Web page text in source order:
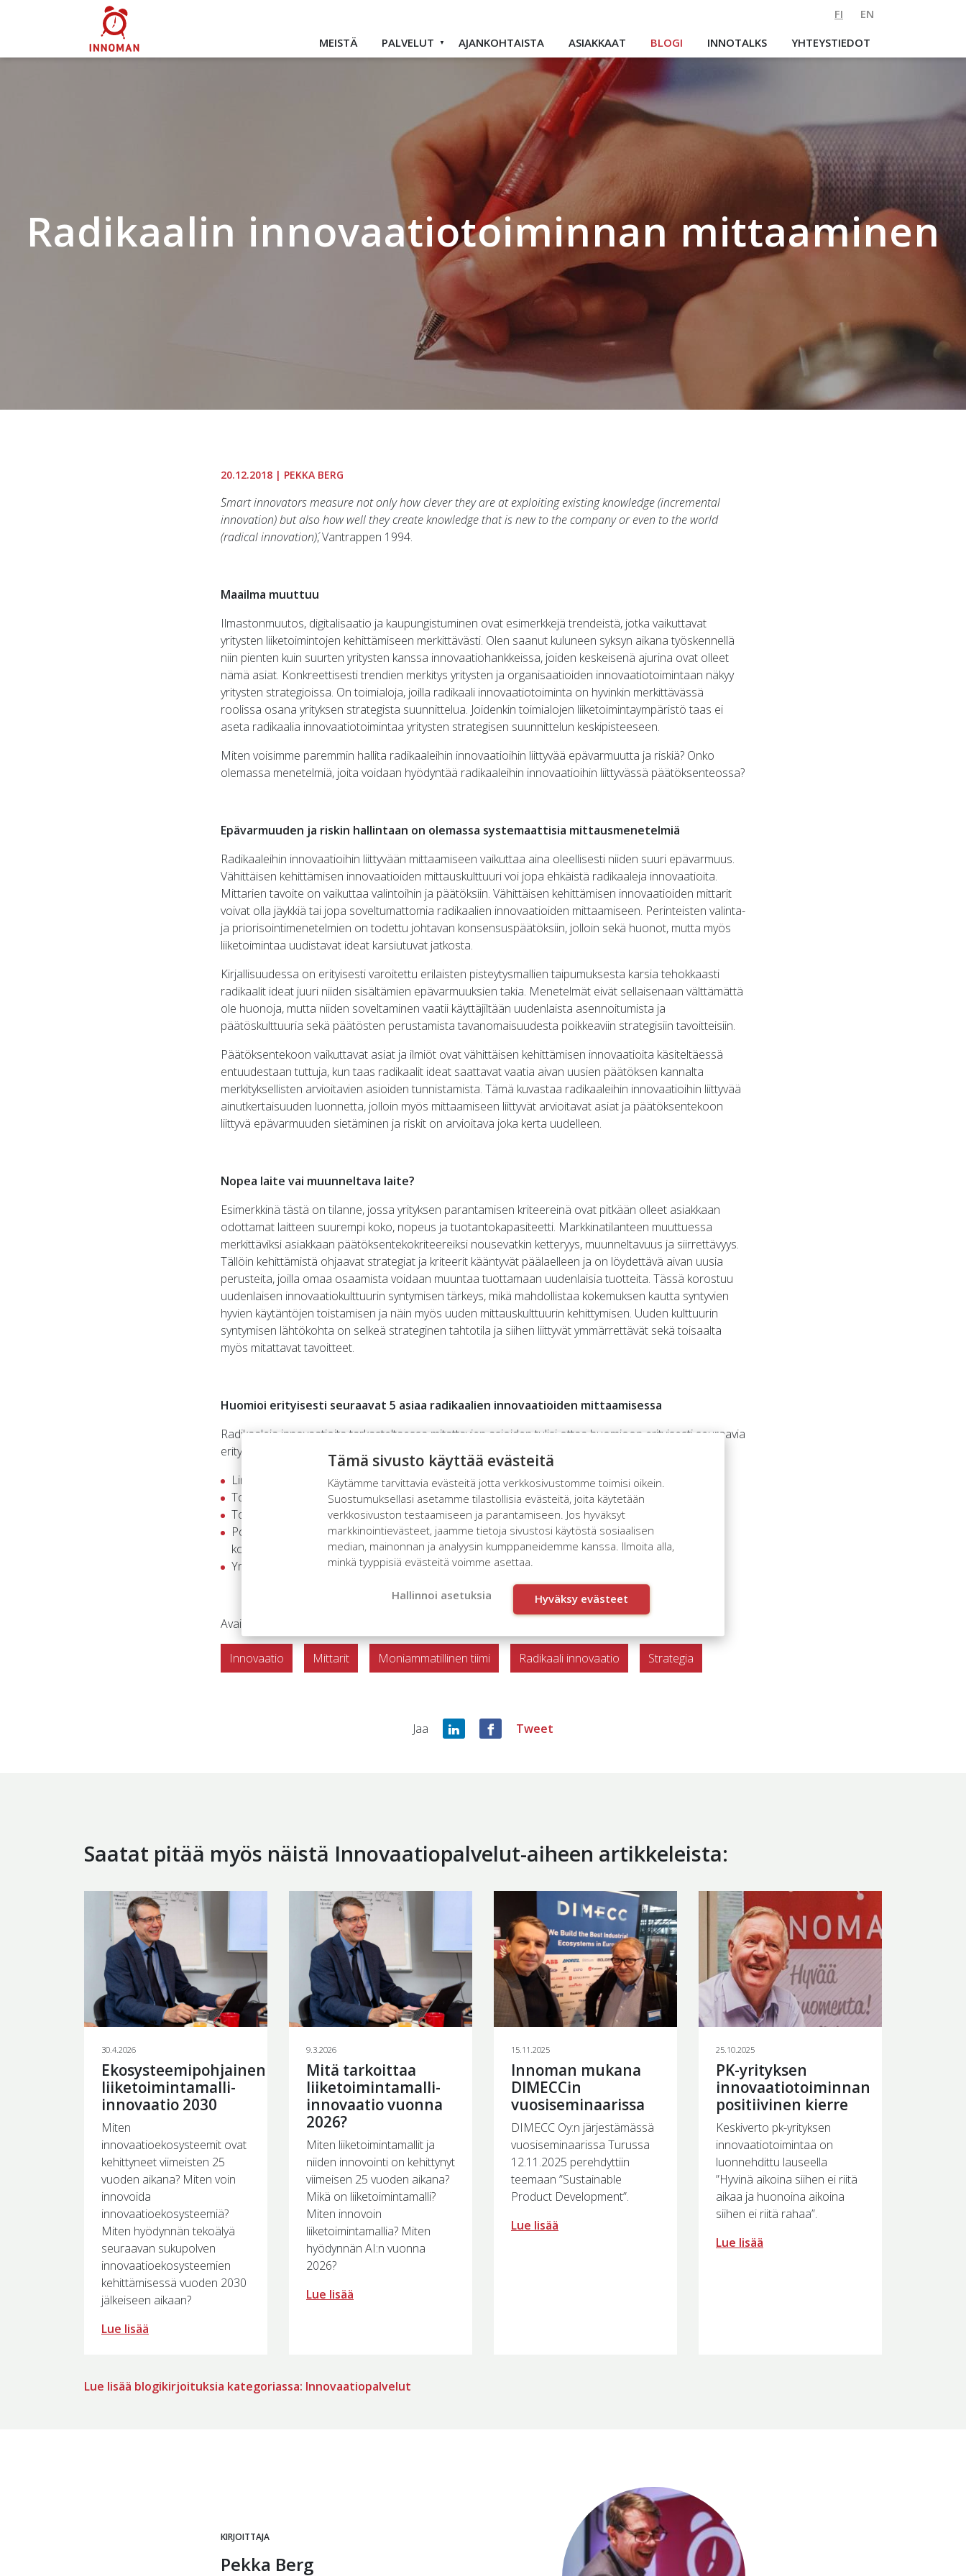
Tämä sivusto käyttää evästeitä
Käytämme tarvittavia evästeitä jotta verkkosivustomme toimisi oikein.
Suostumuksellasi asetamme tilastollisia evästeitä, joita käytetään
verkkosivuston testaamiseen ja parantamiseen. Jos hyväksyt
markkinointievästeet, jaamme tietoja sivustosi käytöstä sosiaalisen
median, mainonnan ja analyysin kumppaneidemme kanssa. Ilmoita alla,
minkä tyyppisiä evästeitä voimme asettaa.
Hallinnoi asetuksia Hyväksy evästeet
FI
EN
MEISTÄ
PALVELUT AJANKOHTAISTA ASIAKKAAT BLOGI INNOTALKS YHTEYSTIEDOT
Radikaalin innovaatiotoiminnan mittaaminen
20.12.2018 | PEKKA BERG
´Smart innovators measure not only how clever they are at exploiting existing knowledge (incremental
innovation) but also how well they create knowledge that is new to the company or even to the world
(radical innovation)´, Vantrappen 1994.
Maailma muuttuu
Ilmastonmuutos, digitalisaatio ja kaupungistuminen ovat esimerkkejä trendeistä, jotka vaikuttavat
yritysten liiketoimintojen kehittämiseen merkittävästi. Olen saanut kuluneen syksyn aikana työskennellä
niin pienten kuin suurten yritysten kanssa innovaatiohankkeissa, joiden keskeisenä ajurina ovat olleet
nämä asiat. Konkreettisesti trendien merkitys yritysten ja organisaatioiden innovaatiotoimintaan näkyy
yritysten strategioissa. On toimialoja, joilla radikaali innovaatiotoiminta on hyvinkin merkittävässä
roolissa osana yrityksen strategista suunnittelua. Joidenkin toimialojen liiketoimintaympäristö taas ei
aseta radikaalia innovaatiotoimintaa yritysten strategisen suunnittelun keskipisteeseen.
Miten voisimme paremmin hallita radikaaleihin innovaatioihin liittyvää epävarmuutta ja riskiä? Onko
olemassa menetelmiä, joita voidaan hyödyntää radikaaleihin innovaatioihin liittyvässä päätöksenteossa?
Epävarmuuden ja riskin hallintaan on olemassa systemaattisia mittausmenetelmiä
Radikaaleihin innovaatioihin liittyvään mittaamiseen vaikuttaa aina oleellisesti niiden suuri epävarmuus.
Vähittäisen kehittämisen innovaatioiden mittauskulttuuri voi jopa ehkäistä radikaaleja innovaatioita.
Mittarien tavoite on vaikuttaa valintoihin ja päätöksiin. Vähittäisen kehittämisen innovaatioiden mittarit
voivat olla jäykkiä tai jopa soveltumattomia radikaalien innovaatioiden mittaamiseen. Perinteisten valinta-
ja priorisointimenetelmien on todettu johtavan konsensuspäätöksiin, jolloin sekä huonot, mutta myös
liiketoimintaa uudistavat ideat karsiutuvat jatkosta.
Kirjallisuudessa on erityisesti varoitettu erilaisten pisteytysmallien taipumuksesta karsia tehokkaasti
radikaalit ideat juuri niiden sisältämien epävarmuuksien takia. Menetelmät eivät sellaisenaan välttämättä
ole huonoja, mutta niiden soveltaminen vaatii käyttäjiltään uudenlaista asennoitumista ja
päätöskulttuuria sekä päätösten perustamista tavanomaisuudesta poikkeaviin strategisiin tavoitteisiin.
Päätöksentekoon vaikuttavat asiat ja ilmiöt ovat vähittäisen kehittämisen innovaatioita käsiteltäessä
entuudestaan tuttuja, kun taas radikaalit ideat saattavat vaatia aivan uusien päätöksen kannalta
merkityksellisten arvioitavien asioiden tunnistamista. Tämä kuvastaa radikaaleihin innovaatioihin liittyvää
ainutkertaisuuden luonnetta, jolloin myös mittaamiseen liittyvät arvioitavat asiat ja päätöksentekoon
liittyvä epävarmuuden sietäminen ja riskit on arvioitava joka kerta uudelleen.
Nopea laite vai muunneltava laite?
Esimerkkinä tästä on tilanne, jossa yrityksen parantamisen kriteereinä ovat pitkään olleet asiakkaan
odottamat laitteen suurempi koko, nopeus ja tuotantokapasiteetti. Markkinatilanteen muuttuessa
merkittäviksi asiakkaan päätöksentekokriteereiksi nousevatkin ketteryys, muunneltavuus ja siirrettävyys.
Tällöin kehittämistä ohjaavat strategiat ja kriteerit kääntyvät päälaelleen ja on löydettävä aivan uusia
perusteita, joilla omaa osaamista voidaan muuntaa tuottamaan uudenlaisia tuotteita. Tässä korostuu
uudenlaisen innovaatiokulttuurin syntymisen tärkeys, mikä mahdollistaa kokemuksen kautta syntyvien
hyvien käytäntöjen toistamisen ja näin myös uuden mittauskulttuurin kehittymisen. Uuden kulttuurin
syntymisen lähtökohta on selkeä strateginen tahtotila ja siihen liittyvät ymmärrettävät sekä toisaalta
myös mitattavat tavoitteet.
Huomioi erityisesti seuraavat 5 asiaa radikaalien innovaatioiden mittaamisessa
Radikaaleja innovaatioita tarkasteltaessa mitattavien asioiden tulisi ottaa huomioon erityisesti seuraavia
erityispiirteitä:
Linkitys yrityksen strategiaan on kaiken lähtökohta.
Toiminnan luonne on syklistä.
Toiminta on luovaa ja jatkuvasti uusia ideoita tuottavaa.
Poikkitoiminnallisten, sekä horisontaalisten että vertikaalisten, tiimien ja verkostojen merkitys
korostuu.
Ymmärrys koko liiketoimintaekosysteemin strategiasta ja osaamisesta on tärkeää.
Avainsanat:
Innovaatio Mittarit Moniammatillinen tiimi Radikaali innovaatio Strategia
Jaa Tweet
Saatat pitää myös näistä Innovaatiopalvelut-aiheen artikkeleista:
30.4.2026
Ekosysteemipohjainen
liiketoimintamalli-
innovaatio 2030
Miten
innovaatioekosysteemit ovat
kehittyneet viimeisten 25
vuoden aikana? Miten voin
innovoida
innovaatioekosysteemiä?
Miten hyödynnän tekoälyä
seuraavan sukupolven
innovaatioekosysteemien
kehittämisessä vuoden 2030
jälkeiseen aikaan?
Lue lisää
9.3.2026
Mitä tarkoittaa
liiketoimintamalli-
innovaatio vuonna
2026?
Miten liiketoimintamallit ja
niiden innovointi on kehittynyt
viimeisen 25 vuoden aikana?
Mikä on liiketoimintamalli?
Miten innovoin
liiketoimintamallia? Miten
hyödynnän AI:n vuonna
2026?
Lue lisää
15.11.2025
Innoman mukana
DIMECCin
vuosiseminaarissa
DIMECC Oy:n järjestämässä
vuosiseminaarissa Turussa
12.11.2025 perehdyttiin
teemaan ”Sustainable
Product Development”.
Lue lisää
25.10.2025
PK-yrityksen
innovaatiotoiminnan
positiivinen kierre
Keskiverto pk-yrityksen
innovaatiotoimintaa on
luonnehdittu lauseella
”Hyvinä aikoina siihen ei riitä
aikaa ja huonoina aikoina
siihen ei riitä rahaa”.
Lue lisää
Lue lisää blogikirjoituksia kategoriassa: Innovaatiopalvelut
KIRJOITTAJA
Pekka Berg